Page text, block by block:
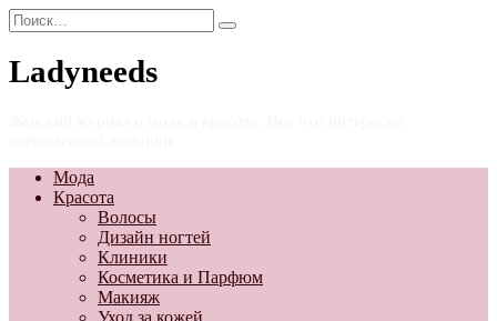
Перейти
к
содержанию
Search
for:
Ladyneeds
Мода
Красота
Волосы
Дизайн ногтей
Клиники
Косметика и Парфюм
Макияж
Уход за кожей